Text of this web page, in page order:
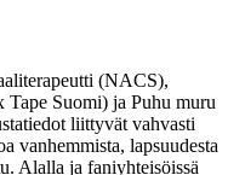
(NACS),
Suomi) ja Puhu muru
liittyvät vahvasti
vanhemmista, lapsuudesta
Alalla ja faniyhteisöissä